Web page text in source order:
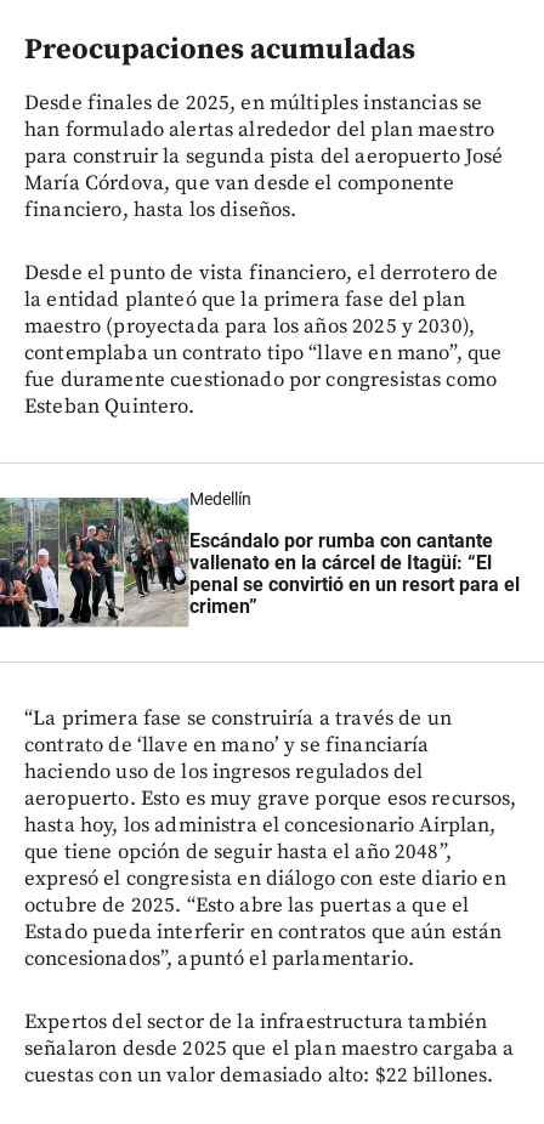
Preocupaciones acumuladas
Desde finales de 2025, en múltiples instancias se
han formulado alertas alrededor del plan maestro
para construir la segunda pista del aeropuerto José
María Córdova, que van desde el componente
financiero, hasta los diseños.
Desde el punto de vista financiero, el derrotero de
la entidad planteó que la primera fase del plan
maestro (proyectada para los años 2025 y 2030),
contemplaba un contrato tipo “llave en mano”, que
fue duramente cuestionado por congresistas como
Esteban Quintero.
Medellín
Escándalo por rumba con cantante
vallenato en la cárcel de Itagüí: “El
penal se convirtió en un resort para el
crimen”
“La primera fase se construiría a través de un
contrato de ‘llave en mano’ y se financiaría
haciendo uso de los ingresos regulados del
aeropuerto. Esto es muy grave porque esos recursos,
hasta hoy, los administra el concesionario Airplan,
que tiene opción de seguir hasta el año 2048”,
expresó el congresista en diálogo con este diario en
octubre de 2025. “Esto abre las puertas a que el
Estado pueda interferir en contratos que aún están
concesionados”, apuntó el parlamentario.
Expertos del sector de la infraestructura también
señalaron desde 2025 que el plan maestro cargaba a
cuestas con un valor demasiado alto: $22 billones.